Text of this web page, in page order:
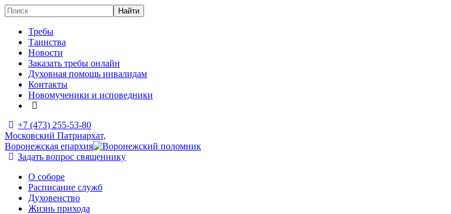
Требы
Таинства
Новости
Заказать требы онлайн
Духовная помощь инвалидам
Контакты
Новомученики и исповедники
+7 (473) 255-53-80
Московский Патриархат,
Воронежская епархия
Задать вопрос священнику
О соборе
Расписание служб
Духовенство
Жизнь прихода